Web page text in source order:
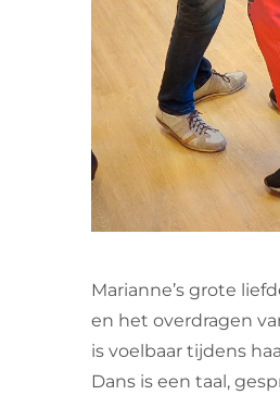
Marianne’s grote
en het overdragen
is voelbaar tijdens
Dans is een taal,